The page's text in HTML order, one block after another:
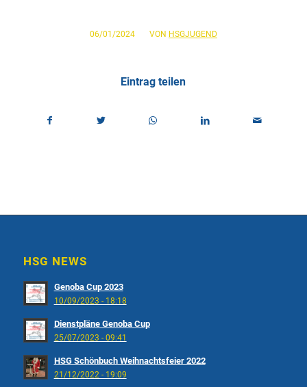
06/01/2024
/ VON HSGJUGEND
Eintrag teilen
HSG NEWS
Genoba Cup 2023
10/09/2023 - 18:18
Dienstpläne Genoba Cup
25/07/2023 - 09:41
HSG Schönbuch Weihnachtsfeier 2022
21/12/2022 - 19:09